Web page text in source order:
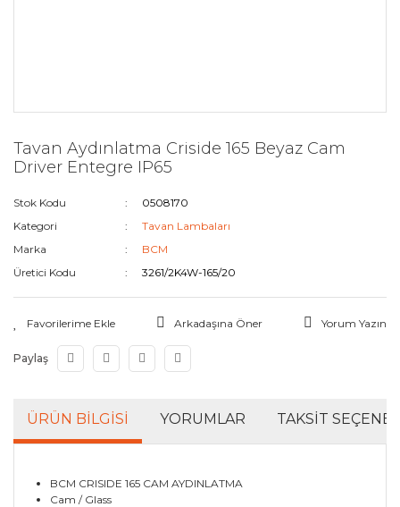
Tavan Aydınlatma Criside 165 Beyaz Cam
Driver Entegre IP65
Stok Kodu
0508170
Kategori
Tavan Lambaları
Marka
BCM
Üretici Kodu
3261/2K4W-165/20
Arkadaşına Öner Yorum Yazın
Paylaş
ÜRÜN BILGISI YORUMLAR TAKSIT
BCM CRISIDE 165 CAM AYDINLATMA
Cam / Glass